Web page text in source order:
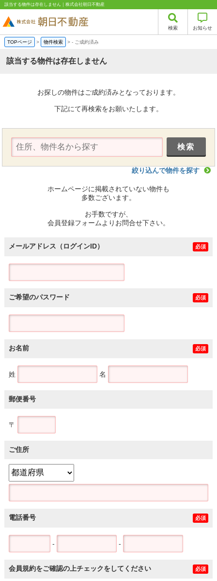
該当する物件は存在しません｜株式会社朝日不動産
検索 お知らせ
TOPページ > 物件検索 >- ご成約済み
該当する物件は存在しません
お探しの物件はご成約済みとなっております。
下記にて再検索をお願いたします。
絞り込んで物件を探す
ホームページに掲載されていない物件も
多数ございます。
お手数ですが、
会員登録フォームよりお問合せ下さい。
メールアドレス（ログインID） 必須
ご希望のパスワード 必須
お名前 必須
姓 名
郵便番号
〒
ご住所
電話番号 必須
- -
会員規約をご確認の上チェックをしてください 必須